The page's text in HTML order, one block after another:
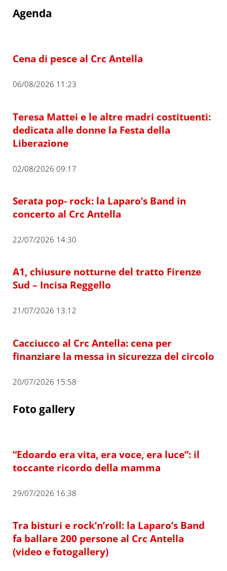
Agenda
Cena di pesce al Crc Antella
06/08/2026 11:23
Teresa Mattei e le altre madri costituenti:
dedicata alle donne la Festa della
Liberazione
02/08/2026 09:17
Serata pop- rock: la Laparo’s Band in
concerto al Crc Antella
22/07/2026 14:30
A1, chiusure notturne del tratto Firenze
Sud – Incisa Reggello
21/07/2026 13:12
Cacciucco al Crc Antella: cena per
finanziare la messa in sicurezza del circolo
20/07/2026 15:58
Foto gallery
“Edoardo era vita, era voce, era luce”: il
toccante ricordo della mamma
29/07/2026 16:38
Tra bisturi e rock’n’roll: la Laparo’s Band
fa ballare 200 persone al Crc Antella
(video e fotogallery)